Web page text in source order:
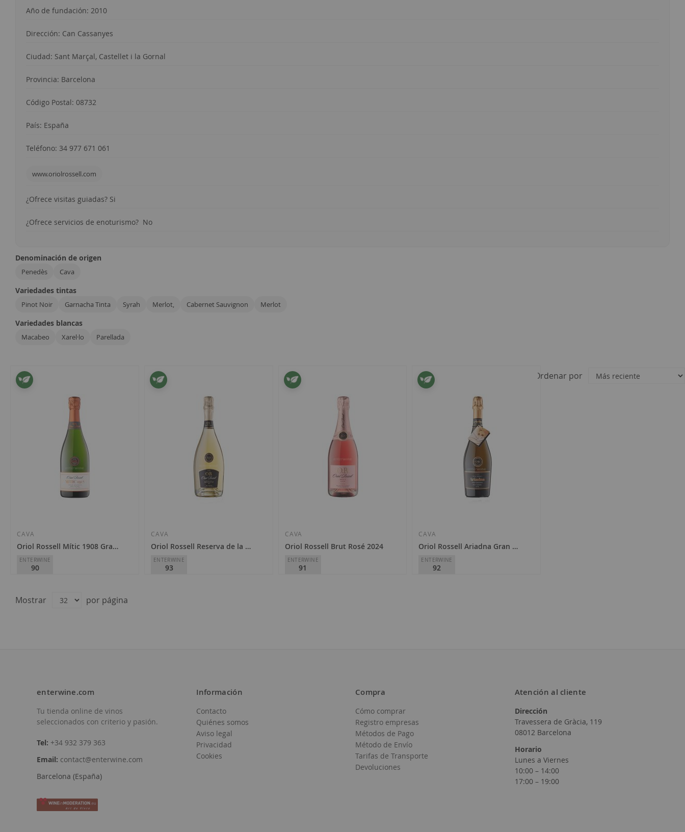
Año de fundación: 2010
Dirección: Can Cassanyes
Ciudad: Sant Marçal, Castellet i la Gornal
Provincia: Barcelona
Código Postal: 08732
País: España
Teléfono: 34 977 671 061
www.oriolrossell.com
¿Ofrece visitas guiadas? Si
¿Ofrece servicios de enoturismo? No
Denominación de origen
Penedès Cava
Variedades tintas
Pinot Noir Garnacha Tinta Syrah Merlot, Cabernet Sauvignon Merlot
Variedades blancas
Macabeo Xarel·lo Parellada
4artículos Ordenar por
CAVA
Oriol Rossell Mític 1908 Gran Reserva Brut Nature 2023
ENTERWINE
90
15,50 €
Añadir
la
Lista
Deseos
CAVA
Oriol Rossell Reserva de la Propietat Brut Nature 2017
ENTERWINE
93
Añadir
a
la
CAVA
Oriol Rossell Brut Rosé 2024
ENTERWINE
91
CAVA
Oriol Rossell Ariadna Gran Reserva Brut Nature 2018
ENTERWINE
92
Mostrar por página
enterwine.com
Tu tienda online de vinos
seleccionados con criterio y pasión.
Tel: +34 932 379 363
Email: contact@enterwine.com
Barcelona (España)
Información
Contacto
Quiénes somos
Aviso legal
Privacidad
Cookies
Compra
Cómo comprar
Registro empresas
Métodos de Pago
Método de Envío
Tarifas de Transporte
Devoluciones
Atención al cliente
Dirección
Travessera de Gràcia, 119
08012 Barcelona
Horario
Lunes a Viernes
10:00 – 14:00
17:00 – 19:00